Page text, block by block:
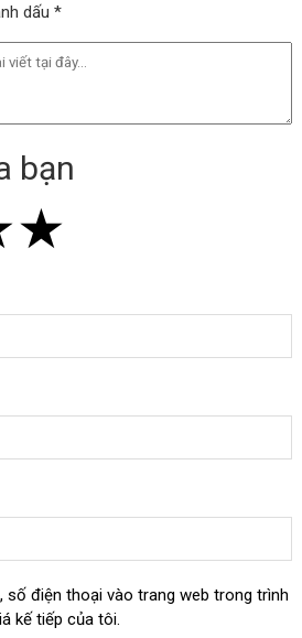
dấu *
bạn
★
số điện thoại vào trang web trong trình
kế tiếp của tôi.